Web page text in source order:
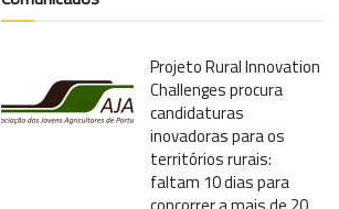
Projeto Rural Innovation
Challenges procura
candidaturas
inovadoras para os
territórios rurais:
faltam 10 dias para